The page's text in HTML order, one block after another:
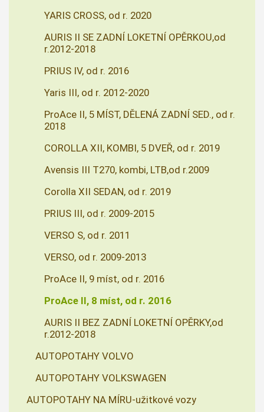
YARIS CROSS, od r. 2020
AURIS II SE ZADNÍ LOKETNÍ OPĚRKOU,od
r.2012-2018
PRIUS IV, od r. 2016
Yaris III, od r. 2012-2020
ProAce II, 5 MÍST, DĚLENÁ ZADNÍ SED., od r.
2018
COROLLA XII, KOMBI, 5 DVEŘ, od r. 2019
Avensis III T270, kombi, LTB,od r.2009
Corolla XII SEDAN, od r. 2019
PRIUS III, od r. 2009-2015
VERSO S, od r. 2011
VERSO, od r. 2009-2013
ProAce II, 9 míst, od r. 2016
ProAce II, 8 míst, od r. 2016
AURIS II BEZ ZADNÍ LOKETNÍ OPĚRKY,od
r.2012-2018
AUTOPOTAHY VOLVO
AUTOPOTAHY VOLKSWAGEN
AUTOPOTAHY NA MÍRU-užitkové vozy